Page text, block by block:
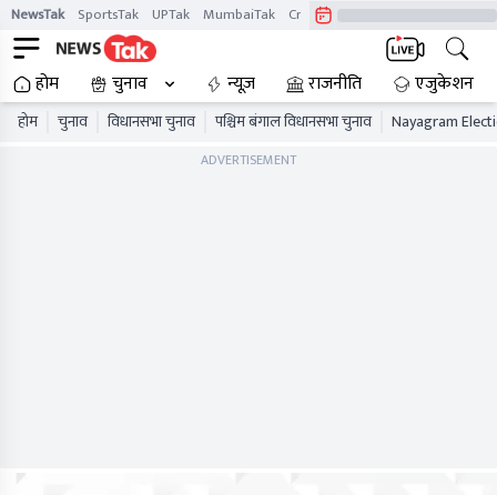
NewsTak SportsTak UPTak MumbaiTak CrimeTak
होम चुनाव न्यूज़ राजनीति एजुकेशन
होम चुनाव विधानसभा चुनाव पश्चिम बंगाल विधानसभा चुनाव Nayagram
ADVERTISEMENT